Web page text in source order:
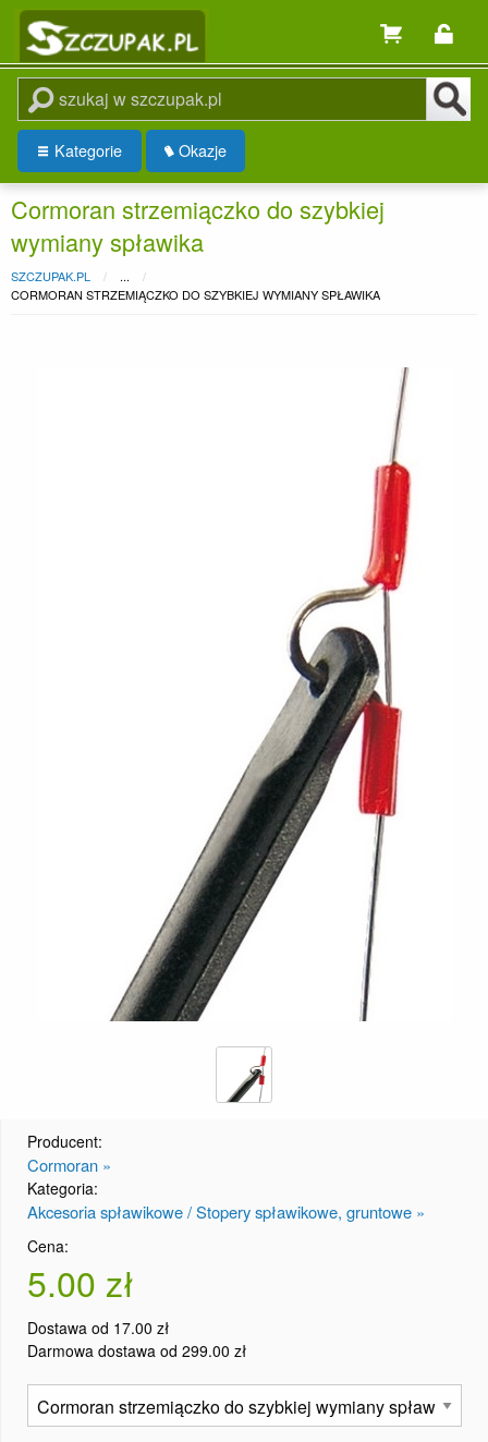
Kategorie Okazje
Cormoran strzemiączko do szybkiej
wymiany spławika
SZCZUPAK.PL
...
CORMORAN STRZEMIĄCZKO DO SZYBKIEJ WYMIANY SPŁAWIKA
Producent:
Cormoran »
Kategoria:
Akcesoria spławikowe / Stopery spławikowe, gruntowe »
Cena:
5.00 zł
Dostawa od 17.00 zł
Darmowa dostawa od 299.00 zł